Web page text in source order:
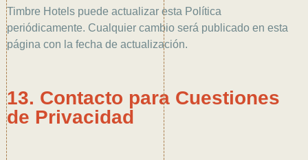
Timbre Hotels puede actualizar esta Política
periódicamente. Cualquier cambio será publicado en esta
página con la fecha de actualización.
13. Contacto para Cuestiones
de Privacidad